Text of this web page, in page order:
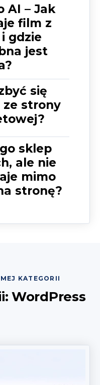
AI – Jak
film z
gdzie
jest
się
ze strony
sklep
ale nie
mimo
stronę?
KATEGORII
WordPress